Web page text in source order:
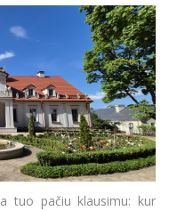
tuo pačiu klausimu: kur